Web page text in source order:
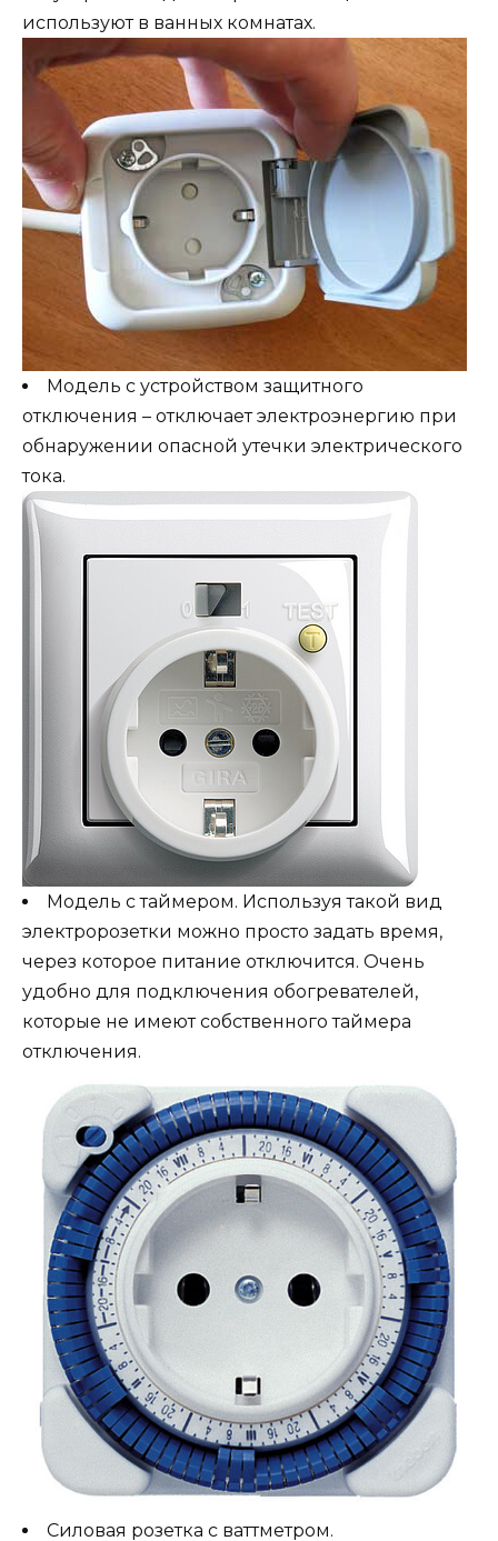
используют в ванных комнатах.
Модель с устройством защитного
отключения – отключает электроэнергию при
обнаружении опасной утечки электрического
тока.
Модель с таймером. Используя такой вид
электророзетки можно просто задать время,
через которое питание отключится. Очень
удобно для подключения обогревателей,
которые не имеют собственного таймера
отключения.
Силовая розетка с ваттметром.